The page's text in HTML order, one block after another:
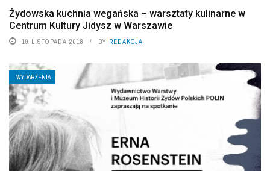
Żydowska kuchnia wegańska – warsztaty kulinarne w
Centrum Kultury Jidysz w Warszawie
19 LISTOPADA 2018 BY REDAKCJA
WYDARZENIA